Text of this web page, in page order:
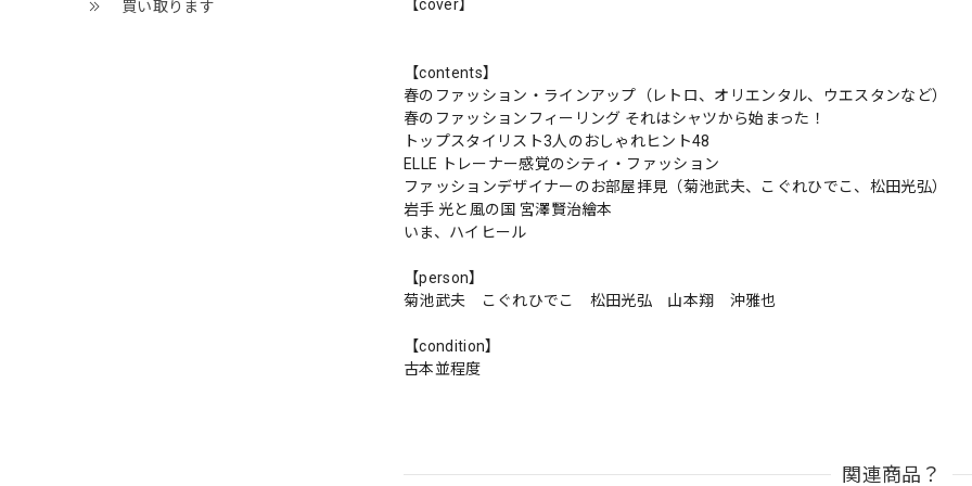
買い取ります 【cover】
【contents】
春のファッション・ラインアップ（レトロ、オリエンタル、ウエスタンなど）
春のファッションフィーリング それはシャツから始まった！
トップスタイリスト3人のおしゃれヒント48
ELLE トレーナー感覚のシティ・ファッション
ファッションデザイナーのお部屋拝見（菊池武夫、こぐれひでこ、松田光弘）
岩手 光と風の国 宮澤賢治繪本
いま、ハイヒール
【person】
菊池武夫 こぐれひでこ 松田光弘 山本翔 沖雅也
【condition】
古本並程度
関連商品？